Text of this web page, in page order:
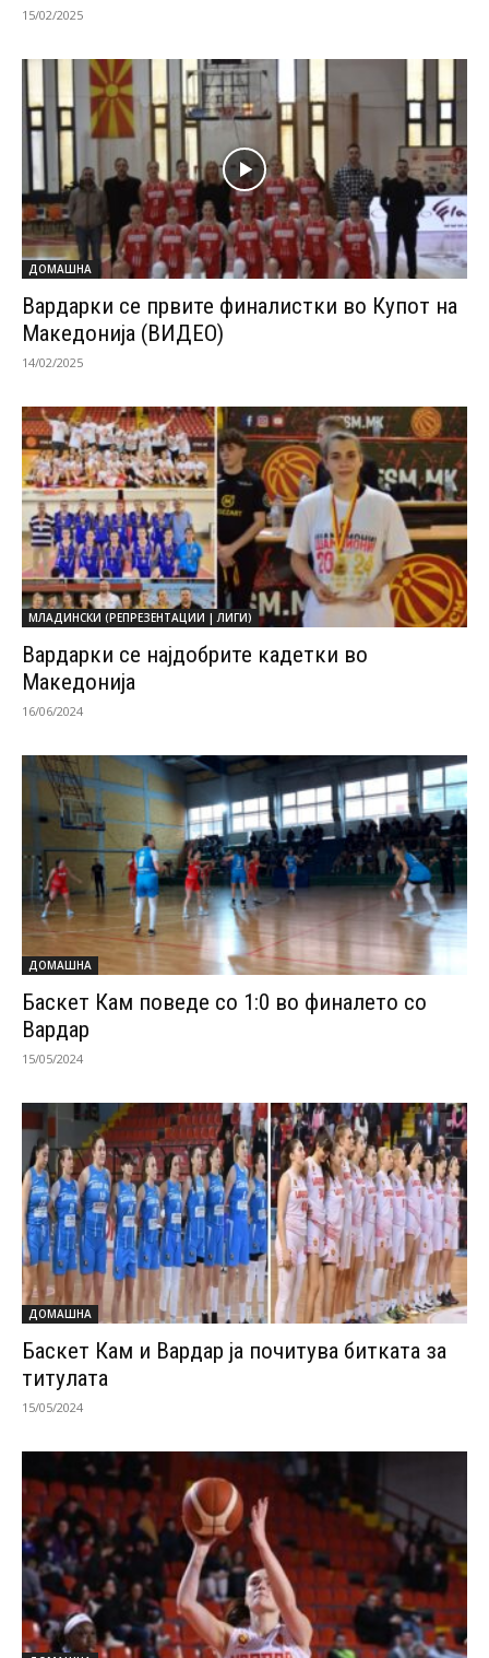
15/02/2025
ДОМАШНА
Вардарки се првите финалистки во Купот на
Македонија (ВИДЕО)
14/02/2025
МЛАДИНСКИ (РЕПРЕЗЕНТАЦИИ | ЛИГИ)
Вардарки се најдобрите кадетки во
Македонија
16/06/2024
ДОМАШНА
Баскет Кам поведе со 1:0 во финалето со
Вардар
15/05/2024
ДОМАШНА
Баскет Кам и Вардар ја почитува битката за
титулата
15/05/2024